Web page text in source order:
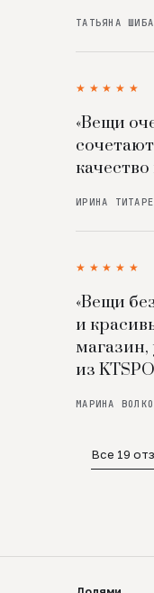
ТАТЬЯНА
★★★★★
«Вещи
ИРИНА
★★★★★
«Вещи
и
магазин,
из
МАРИНА
Все 19